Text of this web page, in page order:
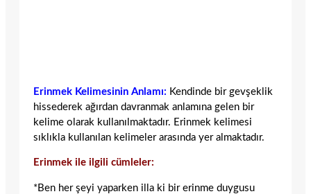
Erinmek Kelimesinin Anlamı: Kendinde bir gevşeklik
hissederek ağırdan davranmak anlamına gelen bir
kelime olarak kullanılmaktadır. Erinmek kelimesi
sıklıkla kullanılan kelimeler arasında yer almaktadır.
Erinmek ile ilgili cümleler:
*Ben her şeyi yaparken illa ki bir erinme duygusu